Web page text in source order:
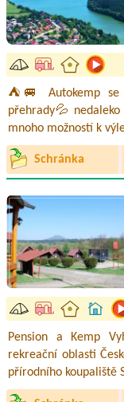
⛺🚐 Autokemp se
přehrady💦 nedaleko
mnoho možností k
Schránka
Pension a Kemp
rekreační oblasti
přírodního koupaliště